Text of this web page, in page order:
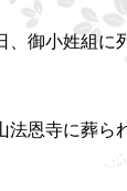
小姓組に
恩寺に葬ら